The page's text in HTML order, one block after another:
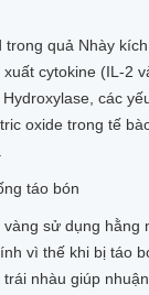
trong quả Nhày
cytokine (IL-2
các
oxide trong tế
táo bón
sử dụng hằng
vì thế khi bị táo
nhàu giúp